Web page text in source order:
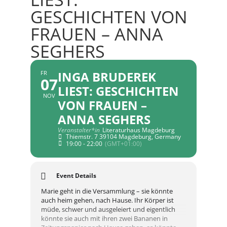
GESCHICHTEN VON
FRAUEN – ANNA
SEGHERS
FR
07
NOV
INGA BRUDEREK
LIEST: GESCHICHTEN
VON FRAUEN –
ANNA SEGHERS
Veranstalter*in Literaturhaus Magdeburg
Thiemstr. 7 39104 Magdeburg, Germany
19:00 - 22:00 (GMT+01:00)
Event Details
Marie geht in die Versammlung – sie könnte
auch heim gehen, nach Hause. Ihr Körper ist
müde, schwer und ausgeleiert und eigentlich
könnte sie auch mit ihren zwei Bananen in